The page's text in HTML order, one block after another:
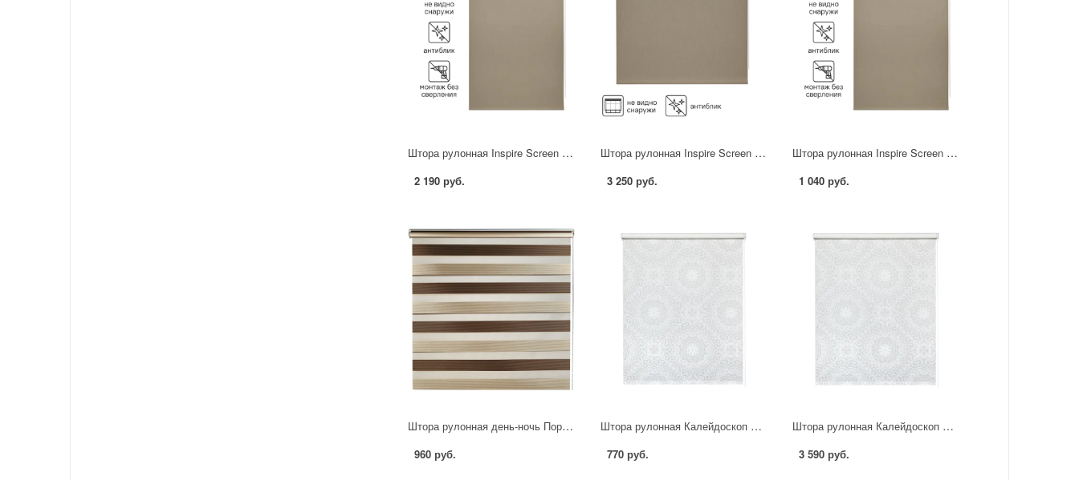
Штора рулонная Inspire Screen 80x190 см цвет серо-бежевый
2 190 руб.
Штора рулонная Inspire Screen 140x230 см цвет серо-бежевый
3 250 руб.
Штора рулонная Inspire Screen 60x190 см цвет серо-бежевый
1 040 руб.
Штора рулонная день-ночь Порто 55x160 см коричневая
960 руб.
Штора рулонная Калейдоскоп 40x160 см белая
770 руб.
Штора рулонная Калейдоскоп 140x175 см белая
3 590 руб.